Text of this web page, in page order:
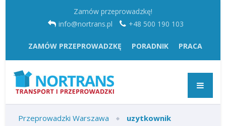
Zamów przeprowadzkę!
info@nortrans.pl
+48 500 190 103
ZAMÓW PRZEPROWADZKĘ PORADNIK PRACA
Przeprowadzki Warszawa uzytkownik